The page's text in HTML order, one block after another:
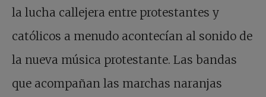
la lucha callejera entre protestantes y
católicos a menudo acontecían al sonido de
la nueva música protestante. Las bandas
que acompañan las marchas naranjas